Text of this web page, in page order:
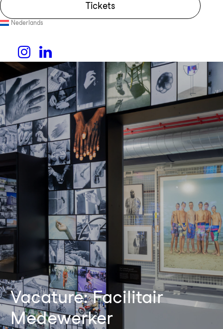
Tickets
Nederlands
Vacature: Facilitair
Medewerker